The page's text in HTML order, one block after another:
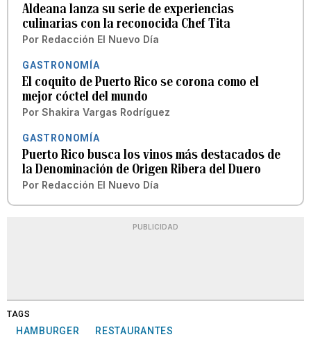
Aldeana lanza su serie de experiencias
culinarias con la reconocida Chef Tita
Por Redacción El Nuevo Día
GASTRONOMÍA
El coquito de Puerto Rico se corona como el
mejor cóctel del mundo
Por Shakira Vargas Rodríguez
GASTRONOMÍA
Puerto Rico busca los vinos más destacados de
la Denominación de Origen Ribera del Duero
Por Redacción El Nuevo Día
PUBLICIDAD
TAGS
HAMBURGER RESTAURANTES